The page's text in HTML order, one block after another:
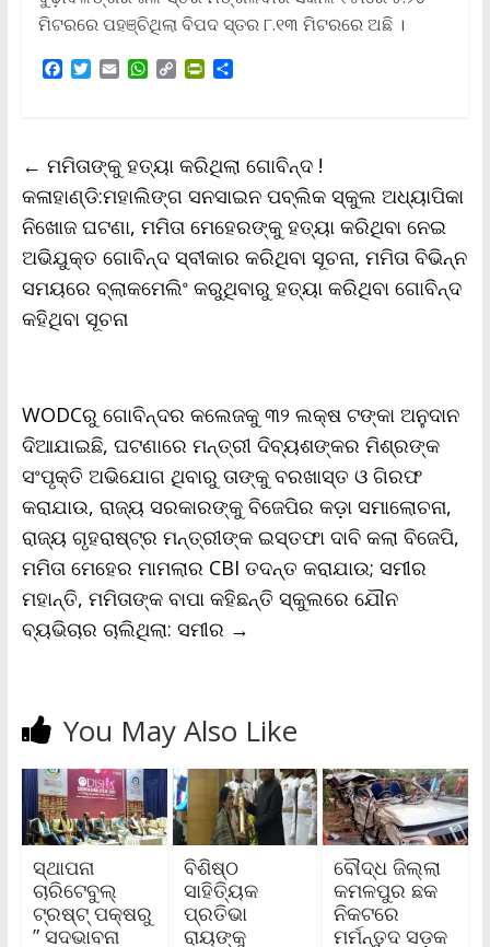
ମିଟରରେ ପହଞ୍ଚିଥିଲା ବିପଦ ସ୍ତର ୮.୧୩ ମିଟରରେ ଅଛି ।
F
o
o
k
T
e
r
E
W
A
p
p
C
i
n
k
P
F
r
i
e
n
d
l
S
← ମମିତାଙ୍କୁ ହତ୍ୟା କରିଥିଲା ଗୋବିନ୍ଦ !
କଳାହାଣ୍ଡି:ମହାଲିଙ୍ଗ ସନସାଇନ ପବ୍ଲିକ ସ୍କୁଲ ଅଧ୍ୟାପିକା
ନିଖୋଜ ଘଟଣା, ମମିତା ମେହେରଙ୍କୁ ହତ୍ୟା କରିଥିବା ନେଇ
ଅଭିଯୁକ୍ତ ଗୋବିନ୍ଦ ସ୍ବୀକାର କରିଥିବା ସୂଚନା, ମମିତା ବିଭିନ୍ନ
ସମୟରେ ବ୍ଲାକମେଲିଂ କରୁଥିବାରୁ ହତ୍ୟା କରିଥିବା ଗୋବିନ୍ଦ
କହିଥିବା ସୂଚନା
WODCରୁ ଗୋବିନ୍ଦର କଲେଜକୁ ୩୨ ଲକ୍ଷ ଟଙ୍କା ଅନୁଦାନ
ଦିଆଯାଇଛି, ଘଟଣାରେ ମନ୍ତ୍ରୀ ଦିବ୍ୟଶଙ୍କର ମିଶ୍ରଙ୍କ
ସଂପୃକ୍ତି ଅଭିଯୋଗ ଥିବାରୁ ତାଙ୍କୁ ବରଖାସ୍ତ ଓ ଗିରଫ
କରାଯାଉ, ରାଜ୍ୟ ସରକାରଙ୍କୁ ବିଜେପିର କଡ଼ା ସମାଲୋଚନା,
ରାଜ୍ୟ ଗୃହରାଷ୍ଟ୍ର ମନ୍ତ୍ରୀଙ୍କ ଇସ୍ତଫା ଦାବି କଲା ବିଜେପି,
ମମିତା ମେହେର ମାମଲାର CBI ତଦନ୍ତ କରାଯାଉ; ସମୀର
ମହାନ୍ତି, ମମିତାଙ୍କ ବାପା କହିଛନ୍ତି ସ୍କୁଲରେ ଯୌନ
ବ୍ୟଭିଚାର ଚାଲିଥିଲା: ସମୀର →
You May Also Like
ସ୍ଥାପନା
ଚାରିଟେବୁଲ୍
ଟ୍ରଷ୍ଟ୍ ପକ୍ଷରୁ
” ସଦଭାବନା
ବିଶିଷ୍ଠ
ସାହିତ୍ୟିକ
ପ୍ରତିଭା
ରାୟଙ୍କୁ
ବୌଦ୍ଧ ଜିଲ୍ଲା
କମଳପୁର ଛକ
ନିକଟରେ
ମର୍ମନ୍ତୁଦ ସଡ଼କ